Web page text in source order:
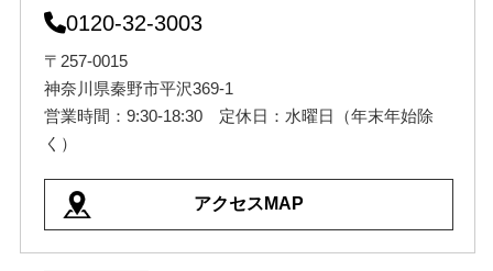
0120-32-3003
〒257-0015
神奈川県秦野市平沢369-1
営業時間：9:30-18:30 定休日：水曜日（年末年始除
く）
アクセスMAP